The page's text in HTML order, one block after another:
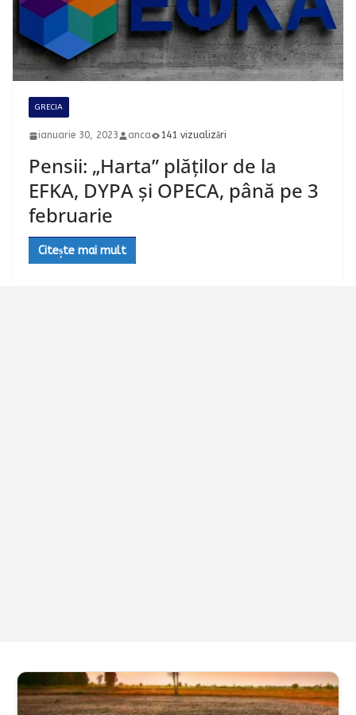
GRECIA
ianuarie 30, 2023 anca 141 vizualizări
Pensii: „Harta” plăților de la
EFKA, DYPA și OPECA, până pe 3
februarie
Citește mai mult